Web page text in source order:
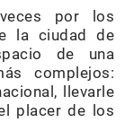
por los
la ciudad de
de una
complejos:
llevarle
placer de los